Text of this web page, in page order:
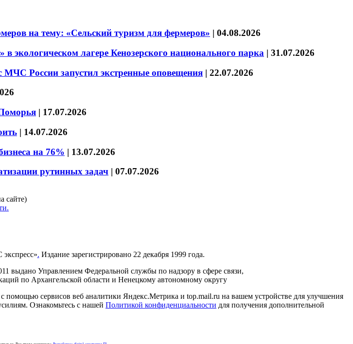
на тему: «Сельский туризм для фермеров» | 04.08.2026
экологическом лагере Кенозерского национального парка | 31.07.2026
России запустил экстренные оповещения | 22.07.2026
| 17.07.2026
| 14.07.2026
на 76% | 13.07.2026
рутинных задач | 07.07.2026
сайте)
. Издание зарегистрировано 22 декабря 1999 года.
выдано Управлением Федеральной службы по надзору в сфере связи,
по Архангельской области и Ненецкому автономному округу
сервисов веб аналитики Яндекс.Метрика и top.mail.ru на вашем устройстве для улучшения
Ознакомьтесь с нашей Политикой конфиденциальности для получения дополнительной